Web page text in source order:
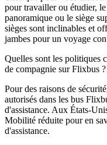
pour travailler ou étudier,
panoramique ou le siège
sièges sont inclinables et
jambes pour un voyage
Quelles sont les politiques
de compagnie sur Flixbus ?
Pour des raisons de
autorisés dans les bus
d'assistance. Aux États-
Mobilité réduite pour en
d'assistance.